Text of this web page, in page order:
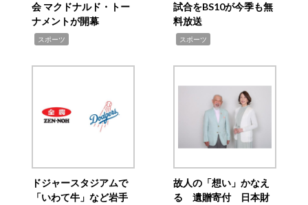
会 マクドナルド・トー
ナメントが開幕
スポーツ
試合をBS10が今季も無
料放送
スポーツ
ドジャースタジアムで
「いわて牛」など岩手
故人の「想い」かなえ
る 遺贈寄付 日本財